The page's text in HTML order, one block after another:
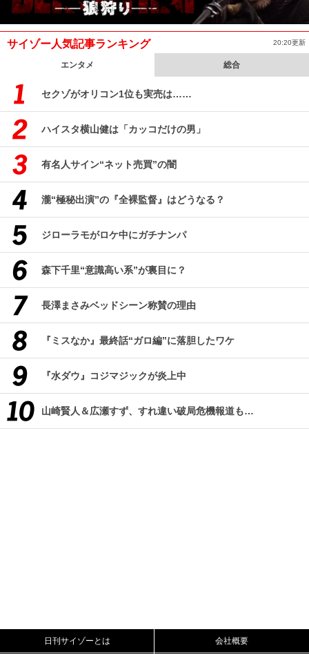
サイゾー人気記事ランキング 20:20更新
エンタメ 総合
セクゾがオリコン1位も実売は……
ハイスタ横山健は「カッコだけの男」
有名人サイン“ネット売買”の闇
瀧“極秘出演”の『全裸監督』はどうなる？
ジローラモがロケ中にガチナンパ
森下千里“意識高い系”が裏目に？
長澤まさみベッドシーン称賛の理由
『ミスなか』最終話“ガロ編”に落胆したワケ
『水ダウ』コジマジックが炎上中
山崎賢人＆広瀬すず、すれ違い破局危機報道も…
日刊サイゾーとは 会社概要